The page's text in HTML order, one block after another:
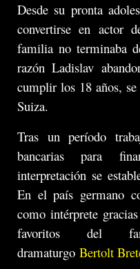
Desde su pronta
convertirse en actor
familia no terminaba
razón Ladislav
cumplir los 18 años,
Suiza.
Tras un período
bancarias para
interpretación se
En el país germano
como intérprete
favoritos del
dramaturgo Bertolt